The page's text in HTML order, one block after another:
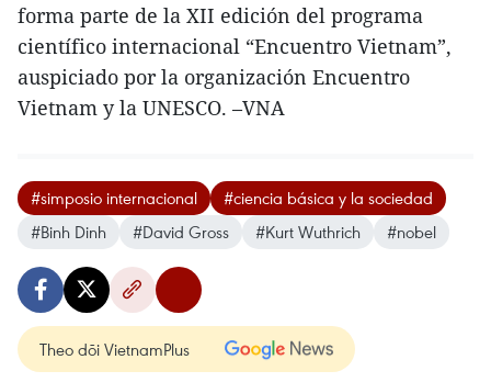
forma parte de la XII edición del programa
científico internacional “Encuentro Vietnam”,
auspiciado por la organización Encuentro
Vietnam y la UNESCO. –VNA
#simposio internacional
#ciencia básica y la sociedad
#Binh Dinh
#David Gross #Kurt Wuthrich #nobel
Theo dõi VietnamPlus